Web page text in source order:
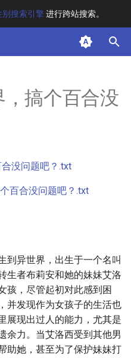
搜索引擎进行跨站搜索。
搞个百合没
没问题吧？.txt
百合没问题吧？.txt
到异世界，出生于一个名叫
生者布莉安和她的妹妹艾洛
孩，尽管起初对此感到困
并发现作为女孩子的生活也
展现出过人的能力，尤其是
余力。当艾洛西受到其他男
助她，甚至为了保护妹妹打